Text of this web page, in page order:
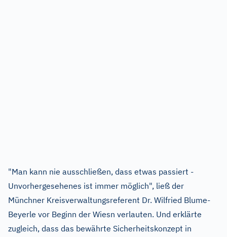
"Man kann nie ausschließen, dass etwas passiert -
Unvorhergesehenes ist immer möglich", ließ der
Münchner Kreisverwaltungsreferent Dr. Wilfried Blume-
Beyerle vor Beginn der Wiesn verlauten. Und erklärte
zugleich, dass das bewährte Sicherheitskonzept in